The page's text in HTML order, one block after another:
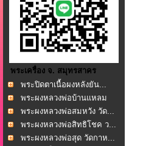
พระเครื่อง จ. สมุทรสาคร
พระปิดตาเนื้อผงหลังยัน...
พระผงหลวงพ่อบ้านแหลม
ว...
พระผงหลวงพ่อสมหวัง วัด...
พระผงหลวงพ่อสิทธิโชค ว...
พระผงหลวงพ่อสุด วัดกาห...